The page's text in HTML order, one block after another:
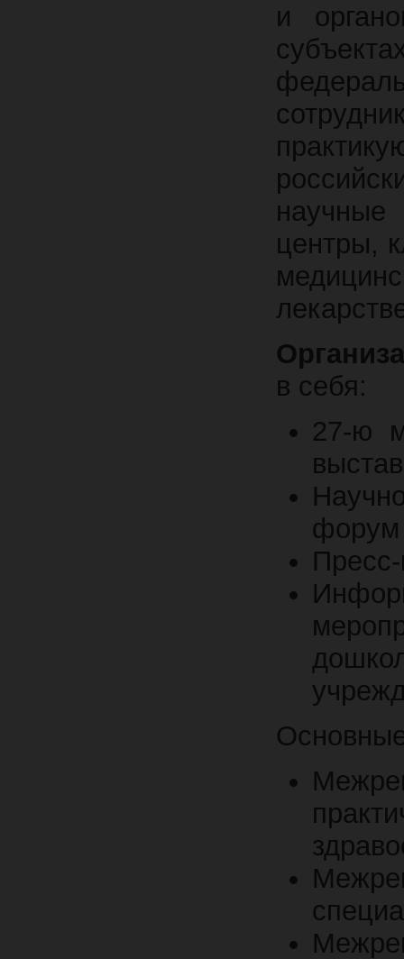
и
центры,
в себя:
27-ю
форум